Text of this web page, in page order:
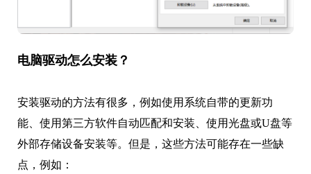
电脑驱动怎么安装？
安装驱动的方法有很多，例如使用系统自带的更新功
能、使用第三方软件自动匹配和安装、使用光盘或U盘等
外部存储设备安装等。但是，这些方法可能存在一些缺
点，例如：